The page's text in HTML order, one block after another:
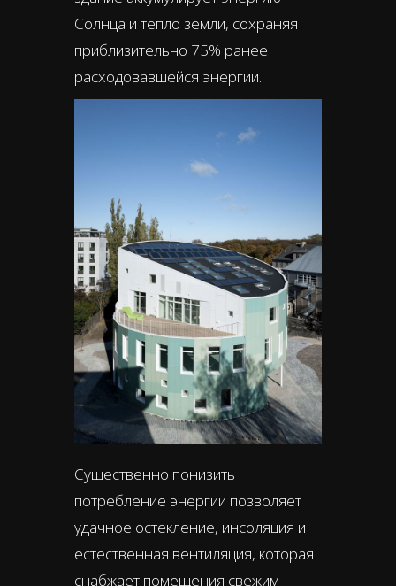
Солнца и тепло земли, сохраняя
приблизительно 75% ранее
расходовавшейся энергии.
Существенно понизить
потребление энергии позволяет
удачное остекление, инсоляция и
естественная вентиляция, которая
снабжает помещения свежим